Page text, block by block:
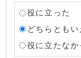
役に立った
どちらともい
役に立たなか